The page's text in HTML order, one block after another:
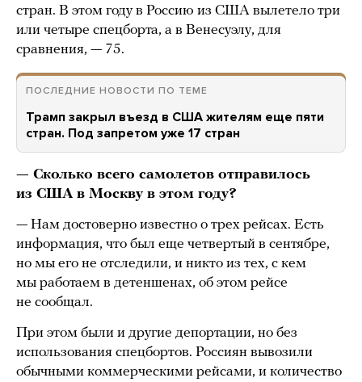
стран. В этом году в Россию из США вылетело три
или четыре спецборта, а в Венесуэлу, для
сравнения, — 75.
ПОСЛЕДНИЕ НОВОСТИ ПО ТЕМЕ
Трамп закрыл въезд в США жителям еще пяти
стран. Под запретом уже 17 стран
— Сколько всего самолетов отправилось
из США в Москву в этом году?
— Нам достоверно известно о трех рейсах. Есть
информация, что был еще четвертый в сентябре,
но мы его не отследили, и никто из тех, с кем
мы работаем в детеншенах, об этом рейсе
не сообщал.
При этом были и другие депортации, но без
использования спецбортов. Россиян вывозили
обычными коммерческими рейсами, и количество